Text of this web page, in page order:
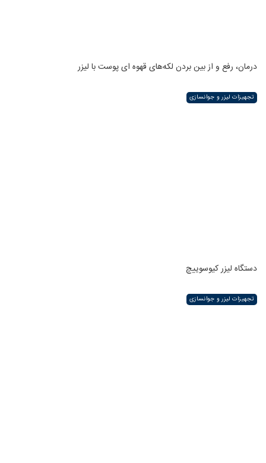
درمان، رفع و از بین بردن لکه‌های قهوه ای پوست با لیزر
تجهیزات لیزر و جوانسازی
دستگاه لیزر کیوسوییچ
تجهیزات لیزر و جوانسازی